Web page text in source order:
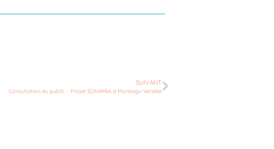
SUIVANT
Consultation du public – Projet SONAMIA à Montaigu-Vendée